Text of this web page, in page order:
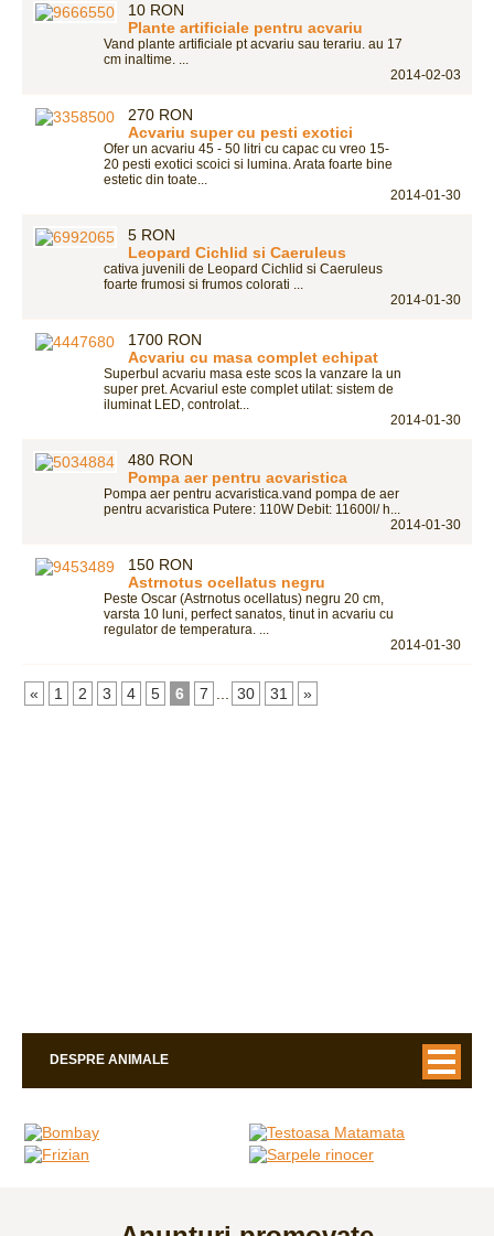
10 RON
Plante artificiale pentru acvariu
Vand plante artificiale pt acvariu sau terariu. au 17
cm inaltime. ...
2014-02-03
270 RON
Acvariu super cu pesti exotici
Ofer un acvariu 45 - 50 litri cu capac cu vreo 15-
20 pesti exotici scoici si lumina. Arata foarte bine
estetic din toate...
2014-01-30
5 RON
Leopard Cichlid si Caeruleus
cativa juvenili de Leopard Cichlid si Caeruleus
foarte frumosi si frumos colorati ...
2014-01-30
1700 RON
Acvariu cu masa complet echipat
Superbul acvariu masa este scos la vanzare la un
super pret. Acvariul este complet utilat: sistem de
iluminat LED, controlat...
2014-01-30
480 RON
Pompa aer pentru acvaristica
Pompa aer pentru acvaristica.vand pompa de aer
pentru acvaristica Putere: 110W Debit: 11600l/ h...
2014-01-30
150 RON
Astrnotus ocellatus negru
Peste Oscar (Astrnotus ocellatus) negru 20 cm,
varsta 10 luni, perfect sanatos, tinut in acvariu cu
regulator de temperatura. ...
2014-01-30
« 1 2 3 4 5 6 7 ... 30 31 »
DESPRE ANIMALE